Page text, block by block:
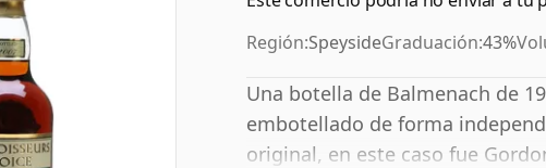
Región:SpeysideGraduación:43%
Una botella de Balmenach de
embotellado de forma
original, en este caso fue